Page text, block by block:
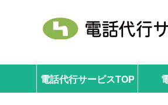
電話代行サービスTOP